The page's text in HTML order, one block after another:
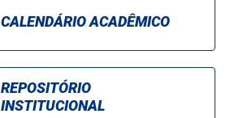
CALENDÁRIO ACADÊMICO
REPOSITÓRIO
INSTITUCIONAL